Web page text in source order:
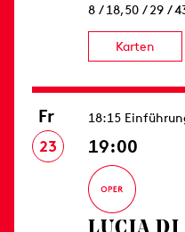
8 / 18,50 / 29 /
Karten
Fr
23
18:15
19:00